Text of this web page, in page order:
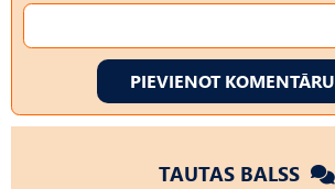
PIEVIENOT KOMENTĀRU
TAUTAS BALSS